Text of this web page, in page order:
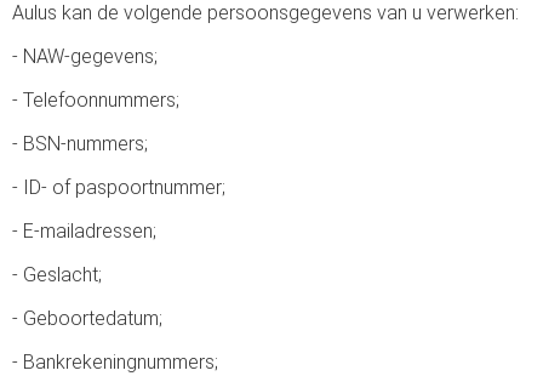
Aulus kan de volgende persoonsgegevens van u verwerken:
- NAW-gegevens;
- Telefoonnummers;
- BSN-nummers;
- ID- of paspoortnummer;
- E-mailadressen;
- Geslacht;
- Geboortedatum;
- Bankrekeningnummers;